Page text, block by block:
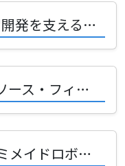
VRChatで学ぶ！機械学習開発を支える法務の知恵と未来への挑戦
AIの声がもっと自然に！ソース・フィルタ型Neural Vocoderの可能性
人類には激kawaiiネコミミメイドロボが必要！VRChat ML集会発表